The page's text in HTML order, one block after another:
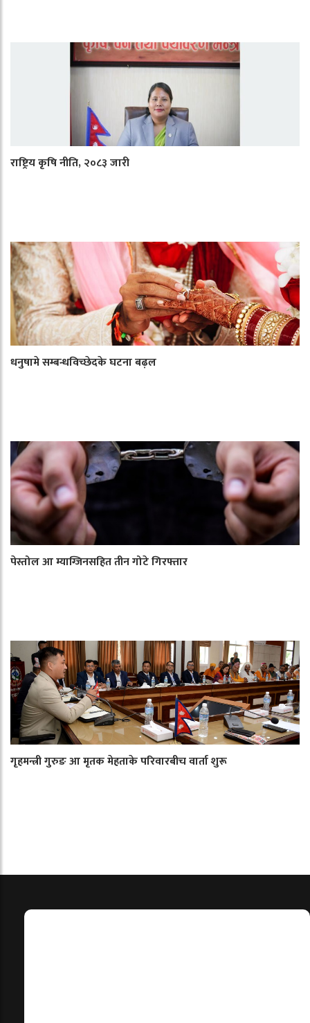
राष्ट्रिय कृषि नीति, २०८३ जारी
धनुषामे सम्बन्धविच्छेदके घटना बढ़ल
पेस्तोल आ म्याग्जिनसहित तीन गोटे गिरफ्तार
गृहमन्त्री गुरुङ आ मृतक मेहताके परिवारबीच वार्ता शुरू